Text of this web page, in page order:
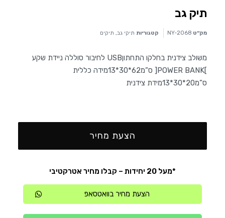
תיק גב
מק״ט NY-2068 קטגוריות תיקי גב, תיקים
משולב צידנית בחלקו התחתוןUSB לחיבור סוללה ניידת שקע
]POWER BANK[ ס”מ62*30*13מידה כללית
ס”מ20*30*13מידת צידנית
הצעת מחיר
*מעל 20 יחידות – קבלו מחיר אטרקטיבי
הצעת מחיר בוואטסאפ